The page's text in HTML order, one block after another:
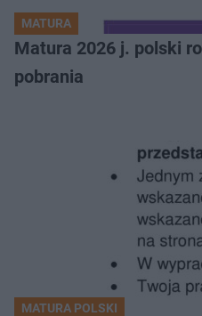
MATURA
Matura 2026 j. polski
pobrania
MATURA POLSKI